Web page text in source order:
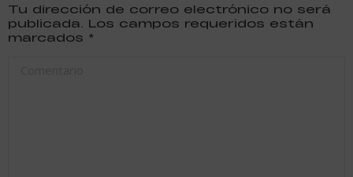
Tu dirección de correo electrónico no será
publicada. Los campos requeridos están
marcados *